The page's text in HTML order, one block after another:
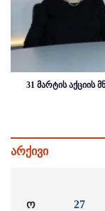
31 მარტის აქციის
არქივი
ო 27